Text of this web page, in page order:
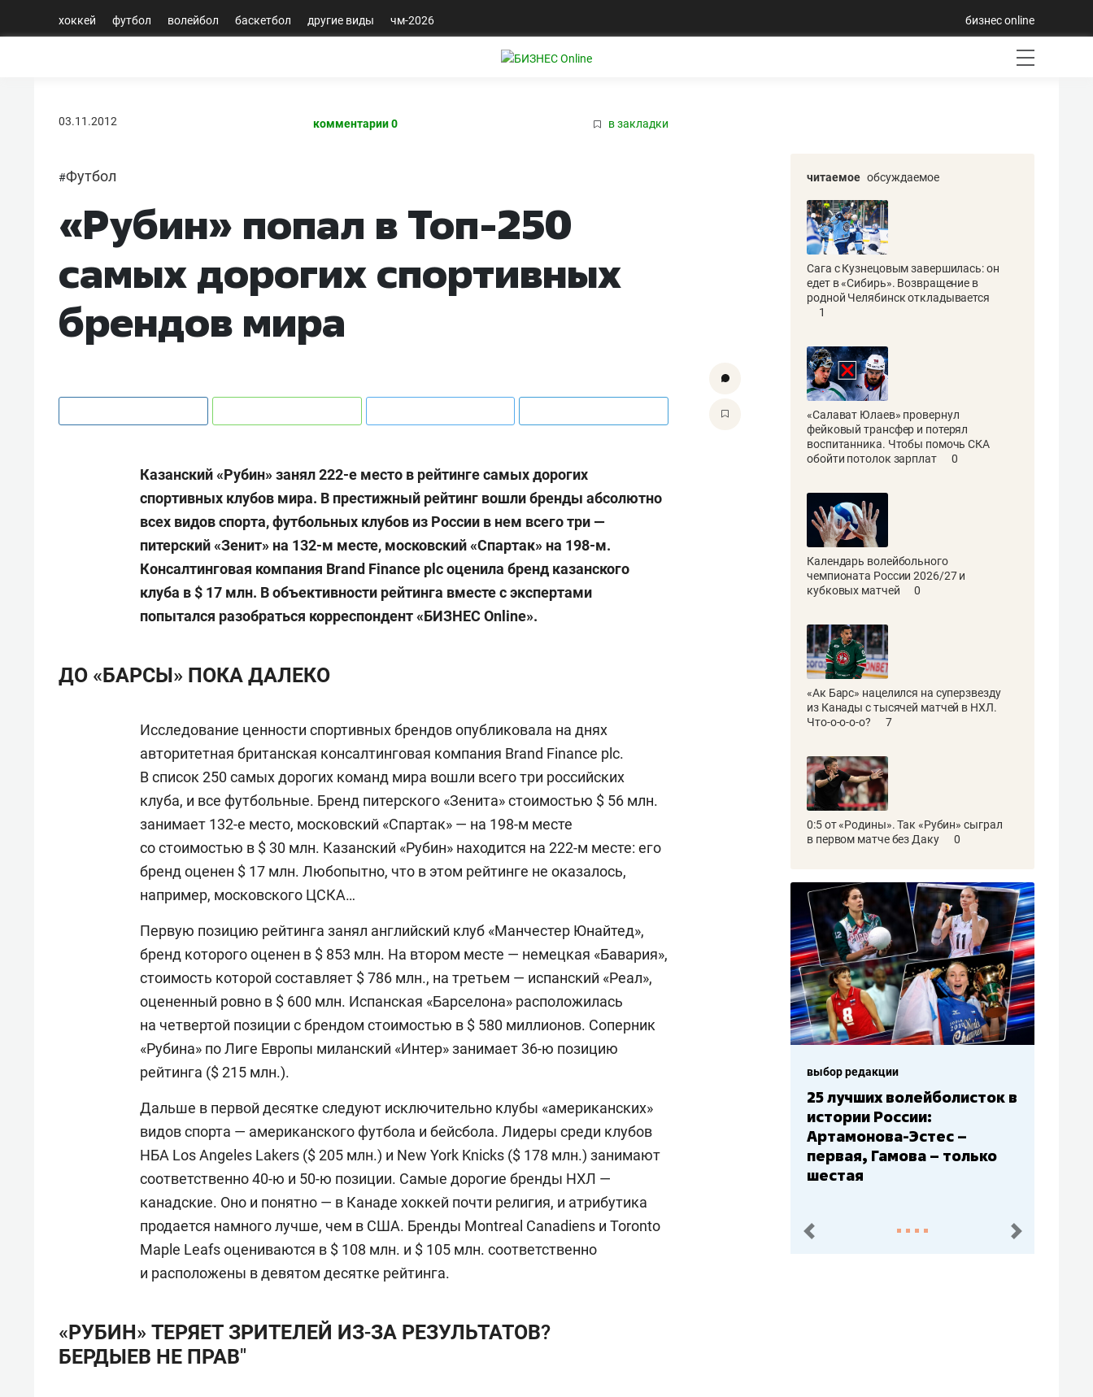
хоккей футбол волейбол баскетбол другие виды чм-2026 бизнес online
03.11.2012 комментарии 0 в закладки
#Футбол
«Рубин» попал в Топ-250
самых дорогих спортивных
брендов мира
Казанский «Рубин» занял 222-е место в рейтинге самых дорогих
спортивных клубов мира. В престижный рейтинг вошли бренды абсолютно
всех видов спорта, футбольных клубов из России в нем всего три —
питерский «Зенит» на 132-м месте, московский «Спартак» на 198-м.
Консалтинговая компания Brand Finance plc оценила бренд казанского
клуба в $ 17 млн. В объективности рейтинга вместе с экспертами
попытался разобраться корреспондент «БИЗНЕС Online».
ДО «БАРСЫ» ПОКА ДАЛЕКО
Исследование ценности спортивных брендов опубликовала на днях
авторитетная британская консалтинговая компания Brand Finance plc.
В список 250 самых дорогих команд мира вошли всего три российских
клуба, и все футбольные. Бренд питерского «Зенита» стоимостью $ 56 млн.
занимает 132-е место, московский «Спартак» — на 198-м месте
со стоимостью в $ 30 млн. Казанский «Рубин» находится на 222-м месте: его
бренд оценен $ 17 млн. Любопытно, что в этом рейтинге не оказалось,
например, московского ЦСКА…
Первую позицию рейтинга занял английский клуб «Манчестер Юнайтед»,
бренд которого оценен в $ 853 млн. На втором месте — немецкая «Бавария»,
стоимость которой составляет $ 786 млн., на третьем — испанский «Реал»,
оцененный ровно в $ 600 млн. Испанская «Барселона» расположилась
на четвертой позиции с брендом стоимостью в $ 580 миллионов. Соперник
«Рубина» по Лиге Европы миланский «Интер» занимает 36-ю позицию
рейтинга ($ 215 млн.).
Дальше в первой десятке следуют исключительно клубы «американских»
видов спорта — американского футбола и бейсбола. Лидеры среди клубов
НБА Los Angeles Lakers ($ 205 млн.) и New York Knicks ($ 178 млн.) занимают
соответственно 40-ю и 50-ю позиции. Самые дорогие бренды НХЛ —
канадские. Оно и понятно — в Канаде хоккей почти религия, и атрибутика
продается намного лучше, чем в США. Бренды Montreal Canadiens и Toronto
Maple Leafs оцениваются в $ 108 млн. и $ 105 млн. соответственно
и расположены в девятом десятке рейтинга.
«РУБИН» ТЕРЯЕТ ЗРИТЕЛЕЙ ИЗ-ЗА РЕЗУЛЬТАТОВ?
БЕРДЫЕВ НЕ ПРАВ"
читаемое обсуждаемое
Сага с Кузнецовым завершилась: он
едет в «Сибирь». Возвращение в
родной Челябинск откладывается
1
«Салават Юлаев» провернул
фейковый трансфер и потерял
воспитанника. Чтобы помочь СКА
обойти потолок зарплат
0
Календарь волейбольного
чемпионата России 2026/27 и
кубковых матчей
0
«Ак Барс» нацелился на суперзвезду
из Канады с тысячей матчей в НХЛ.
Что-о-о-о-о?
7
0:5 от «Родины». Так «Рубин» сыграл
в первом матче без Даку
0
истории России:
Артамонова-Эстес –
первая, Гамова – только
шестая
выбор редакции
Бюджеты клубов КХЛ: СКА
– главный мажор, «Ак
Барс» – второй, «Салават
Юлаев» – середняк
пред. след.